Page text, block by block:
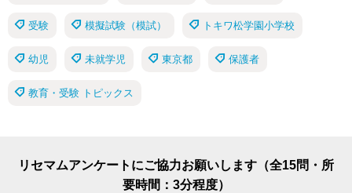
受験 模擬試験（模試） トキワ松学園小学校
幼児 未就学児 東京都 保護者
教育・受験 トピックス
リセマムアンケートにご協力お願いします（全15問・所
要時間：3分程度）